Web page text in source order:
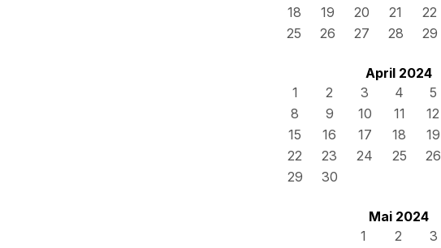
18
19 20 21 22
25
26 27 28 29
April 2024
1
2 3 4 5
8
9 10 11 12
15
16 17 18 19
22
23 24 25 26
29
30
Mai 2024
1
2 3